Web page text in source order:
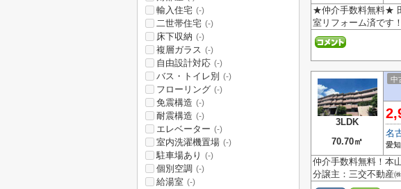
★仲介手数料無料★
室リフォーム済です
3LDK
70.70㎡
中
名
愛
仲介手数料無料！本
分譲主：三交不動産
輸入住宅 (-)
二世帯住宅 (-)
床下収納 (-)
複層ガラス (-)
自由設計対応 (-)
バス・トイレ別 (-)
フローリング (-)
免震構造 (-)
耐震構造 (-)
エレベーター (-)
室内洗濯機置場 (-)
駐車場あり (-)
個別空調 (-)
給湯室 (-)